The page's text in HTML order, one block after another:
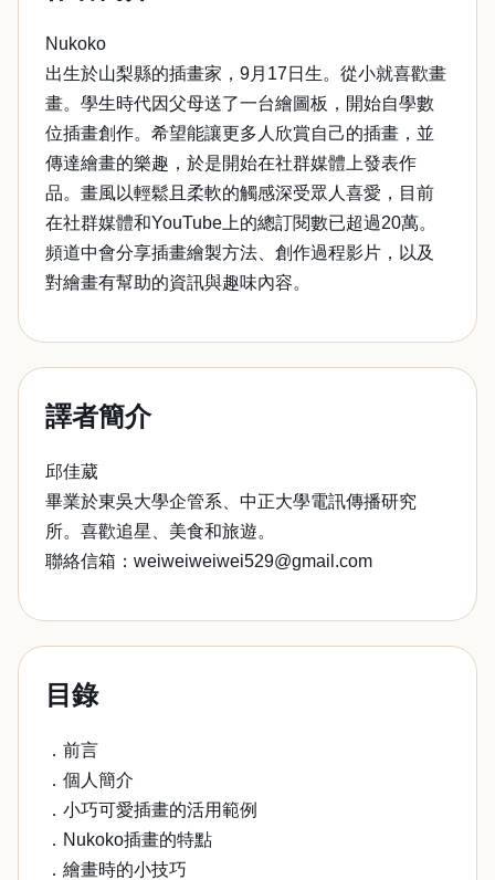
Nukoko
出生於山梨縣的插畫家，9月17日生。從小就喜歡畫
畫。學生時代因父母送了一台繪圖板，開始自學數
位插畫創作。希望能讓更多人欣賞自己的插畫，並
傳達繪畫的樂趣，於是開始在社群媒體上發表作
品。畫風以輕鬆且柔軟的觸感深受眾人喜愛，目前
在社群媒體和YouTube上的總訂閱數已超過20萬。
頻道中會分享插畫繪製方法、創作過程影片，以及
對繪畫有幫助的資訊與趣味內容。
譯者簡介
邱佳葳
畢業於東吳大學企管系、中正大學電訊傳播研究
所。喜歡追星、美食和旅遊。
聯絡信箱：weiweiweiwei529@gmail.com
目錄
．前言
．個人簡介
．小巧可愛插畫的活用範例
．Nukoko插畫的特點
．繪畫時的小技巧